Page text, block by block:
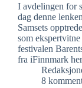
I avdelingen for
dag denne
Samsets
som
festivalen
fra iFinnmark
8